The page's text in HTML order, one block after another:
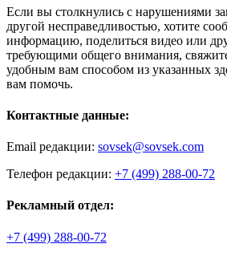
Если вы столкнулись с нарушениями
другой несправедливостью, хотите
информацию, поделиться видео или
требующими общего внимания,
удобным вам способом из указанных
вам помочь.
Контактные данные:
Email редакции: sovsek@sovsek.com
Телефон редакции: +7 (499) 288-00-72
Рекламный отдел:
+7 (499) 288-00-72